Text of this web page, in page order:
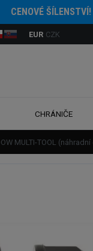
CENOVÉ ŠÍLENSTVÍ!
EUR CZK
CHRÁNIČE
MULTI-TOOL (náhradní